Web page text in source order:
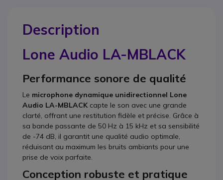
Description
Lone Audio LA-MBLACK
Performance sonore de qualité
Le microphone dynamique unidirectionnel Lone
Audio LA-MBLACK capte le son avec une grande
clarté, offrant une restitution fidèle et précise. Grâce à
sa bande passante de 50 Hz à 15 kHz et sa sensibilité
de -74 dB, il garantit une qualité audio optimale,
réduisant au maximum les bruits ambiants pour une
prise de voix parfaite.
Conception robuste et pratique